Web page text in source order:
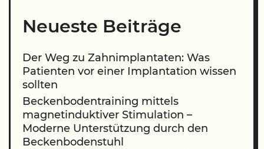
Neueste Beiträge
Der Weg zu Zahnimplantaten: Was
Patienten vor einer Implantation wissen
sollten
Beckenbodentraining mittels
magnetinduktiver Stimulation –
Moderne Unterstützung durch den
Beckenbodenstuhl